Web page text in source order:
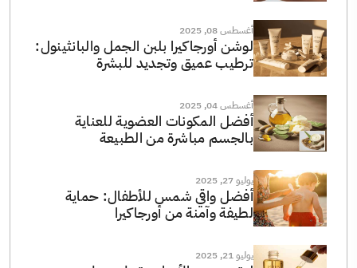
أغسطس 08, 2025
لوشن أورجاكيرا بلبن الجمل والبانثينول:
ترطيب عميق وتجديد للبشرة
أغسطس 04, 2025
أفضل المكونات العضوية للعناية
بالجسم مباشرة من الطبيعة
يوليو 27, 2025
أفضل واقي شمس للأطفال: حماية
لطيفة وآمنة من أورجاكيرا
يوليو 21, 2025